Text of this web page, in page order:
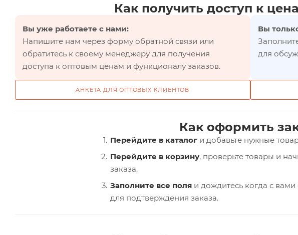
Как получить доступ к
Вы уже работаете с нами:
Напишите нам через форму обратной связи или
обратитесь к своему менеджеру для получения
доступа к оптовым ценам и функционалу заказов.
Вы
для
АНКЕТА ДЛЯ ОПТОВЫХ КЛИЕНТОВ
Как оформить
Перейдите в каталоги добавьте нужные
Перейдите в корзину, проверьте товары и
заказа.
Заполните все поляи дождитесь когда с
для подтверждения заказа.